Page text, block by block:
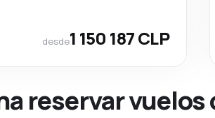
desde1 150 187 CLP
reservar